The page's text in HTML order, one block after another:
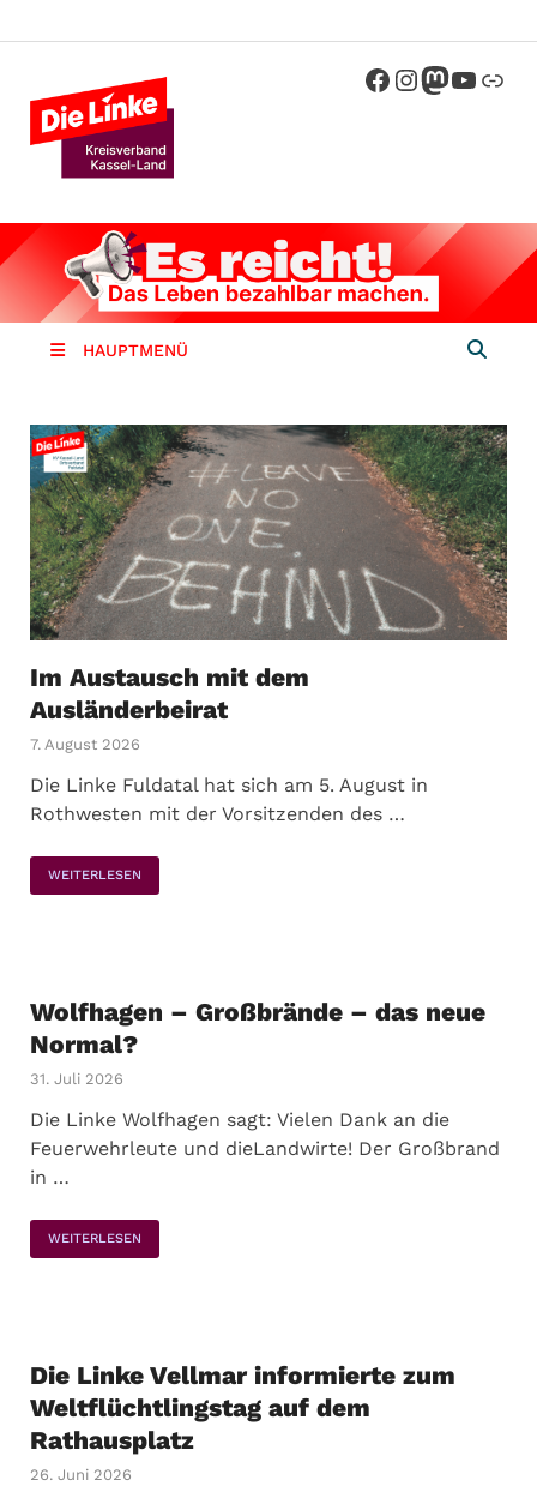
Land
HAUPTMENÜ
Im Austausch mit dem
Ausländerbeirat
7. August 2026
Die Linke Fuldatal hat sich am 5. August in
Rothwesten mit der Vorsitzenden des …
WEITERLESEN
Wolfhagen – Großbrände – das neue
Normal?
31. Juli 2026
Die Linke Wolfhagen sagt: Vielen Dank an die
Feuerwehrleute und dieLandwirte! Der Großbrand
in …
WEITERLESEN
Die Linke Vellmar informierte zum
Weltflüchtlingstag auf dem
Rathausplatz
26. Juni 2026